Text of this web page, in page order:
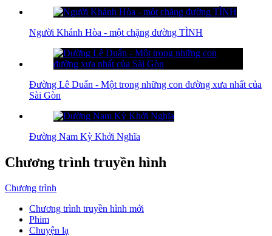
Người Khánh Hòa - một chặng đường TÌNH
Đường Lê Duẩn - Một trong những con đường xưa nhất của
Sài Gòn
Đường Nam Kỳ Khởi Nghĩa
Chương trình truyền hình
Chương trình
Chương trình truyền hình mới
Phim
Chuyện lạ